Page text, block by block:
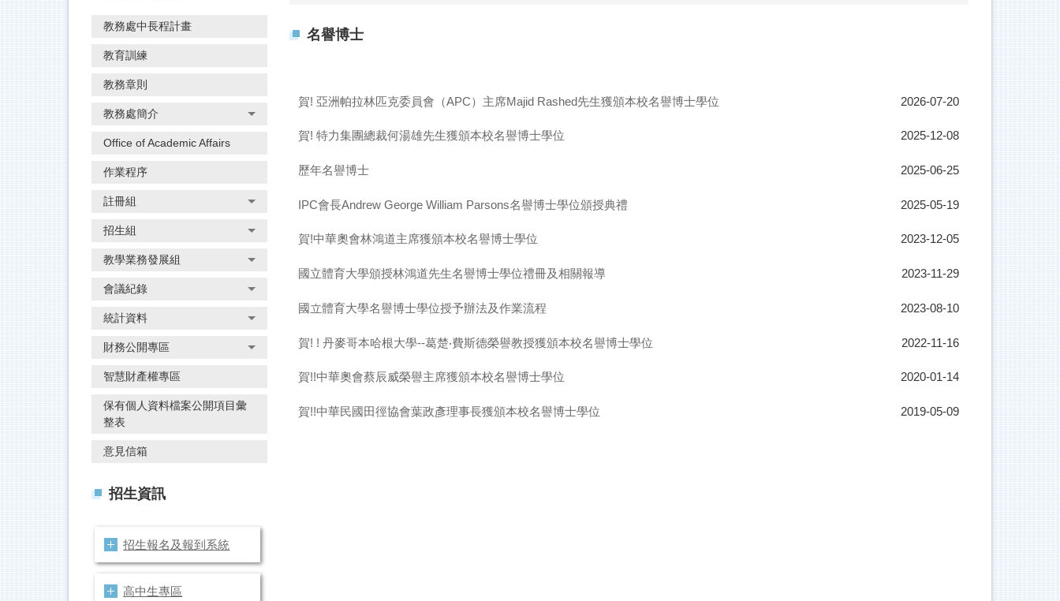
教務處中長程計畫
教育訓練
教務章則
教務處簡介
Office of Academic Affairs
作業程序
註冊組
招生組
教學業務發展組
會議紀錄
統計資料
財務公開專區
智慧財產權專區
保有個人資料檔案公開項目彙
整表
意見信箱
招生資訊
招生報名及報到系統
高中生專區
名譽博士
賀! 亞洲帕拉林匹克委員會（APC）主席Majid Rashed先生獲頒本校名譽博士學位 2026-07-20
賀! 特力集團總裁何湯雄先生獲頒本校名譽博士學位 2025-12-08
歷年名譽博士 2025-06-25
IPC會長Andrew George William Parsons名譽博士學位頒授典禮 2025-05-19
賀!中華奧會林鴻道主席獲頒本校名譽博士學位 2023-12-05
國立體育大學頒授林鴻道先生名譽博士學位禮冊及相關報導 2023-11-29
國立體育大學名譽博士學位授予辦法及作業流程 2023-08-10
賀! ! 丹麥哥本哈根大學--葛楚‧費斯德榮譽教授獲頒本校名譽博士學位 2022-11-16
賀!!中華奧會蔡辰威榮譽主席獲頒本校名譽博士學位 2020-01-14
賀!!中華民國田徑協會葉政彥理事長獲頒本校名譽博士學位 2019-05-09